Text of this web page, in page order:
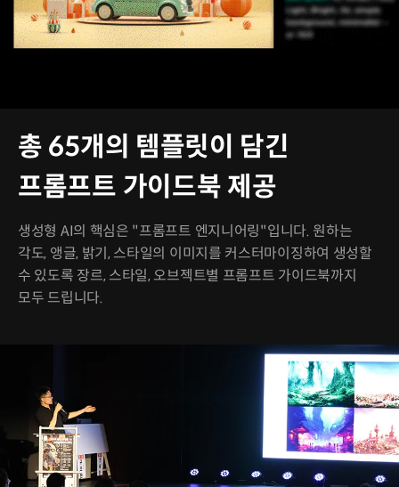
총 65개의 템플릿이 담긴
프롬프트 가이드북 제공
생성형 AI의 핵심은 "프롬프트 엔지니어링"입니다. 원하는
각도, 앵글, 밝기, 스타일의 이미지를 커스터마이징하여 생성할
수 있도록 장르, 스타일, 오브젝트별 프롬프트 가이드북까지
모두 드립니다.